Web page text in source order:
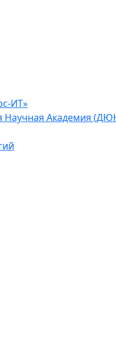
ИТ»
Научная Академия